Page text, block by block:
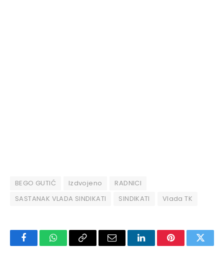
BEGO GUTIĆ Izdvojeno
RADNICI
SASTANAK VLADA SINDIKATI
SINDIKATI Vlada TK
FacebookWhatsAppCopy
Email LinkedInPinterest